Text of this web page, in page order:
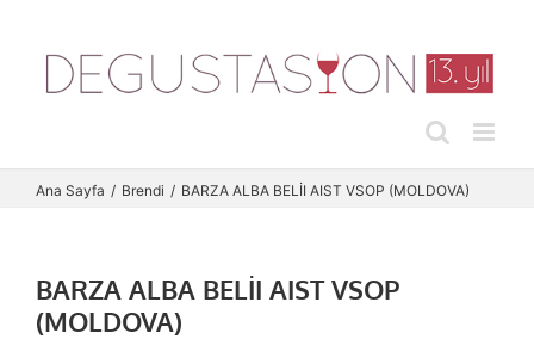
content
Ana Sayfa Brendi BARZA ALBA BELİI AIST VSOP (MOLDOVA)
BARZA ALBA BELİI AIST VSOP
(MOLDOVA)